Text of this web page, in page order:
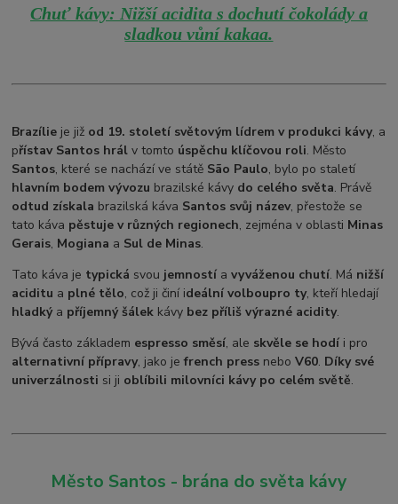
Chuť kávy: Nižší acidita s dochutí čokolády a
sladkou vůní kakaa.
Brazílie je již od 19. století světovým lídrem v produkci kávy, a
přístav Santos hrál v tomto úspěchu klíčovou roli. Město
Santos, které se nachází ve státě São Paulo, bylo po staletí
hlavním bodem vývozu brazilské kávy do celého světa. Právě
odtud získala brazilská káva Santos svůj název, přestože se
tato káva pěstuje v různých regionech, zejména v oblasti Minas
Gerais, Mogiana a Sul de Minas.
Tato káva je typická svou jemností avyváženou chutí. Má nižší
aciditu a plné tělo, což ji činí ideální volboupro ty, kteří hledají
hladkýa příjemný šálek kávy bez příliš výrazné acidity.
Bývá často základem espresso směsí, ale skvěle se hodí i pro
alternativní přípravy, jako jefrench press neboV60. Díky své
univerzálnosti si ji oblíbili milovníci kávy po celém světě.
Město Santos - brána do světa kávy